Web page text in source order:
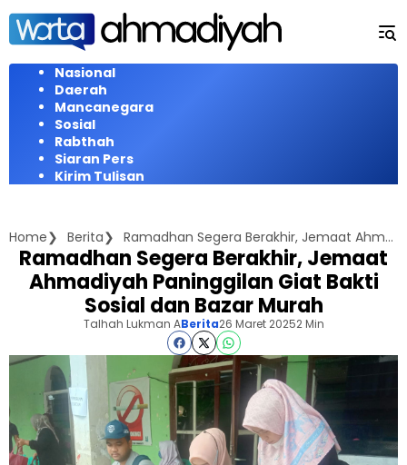
Langsung
konten
Nasional
Daerah
Mancanegara
Sosial
Rabthah
Siaran Pers
Kirim Tulisan
Home Berita Ramadhan Segera Berakhir, Jemaat Ahmadiyah Paninggilan Giat Bakti Sosial dan Bazar Murah
Ramadhan Segera Berakhir, Jemaat
Ahmadiyah Paninggilan Giat Bakti
Sosial dan Bazar Murah
Talhah Lukman ABerita26 Maret 20252 Min